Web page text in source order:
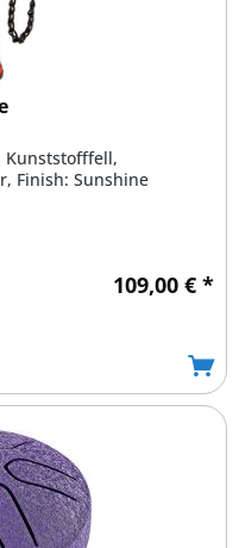
Kunststofffell,
Finish: Sunshine
109,00 € *